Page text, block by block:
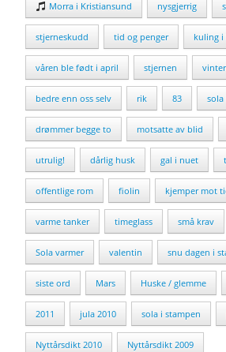
Morra i Kristiansund nysgjerrig
stjerneskudd tid og penger kuling i
våren ble født i april stjernen
bedre enn oss selv rik 83 sola
drømmer begge to motsatte av blid
utrulig! dårlig husk gal i nuet
offentlige rom fiolin kjemper mot
varme tanker timeglass små krav
Sola varmer valentin snu dagen i
siste ord Mars Huske / glemme
2011 jula 2010 sola i stampen
Nyttårsdikt 2010 Nyttårsdikt 2009